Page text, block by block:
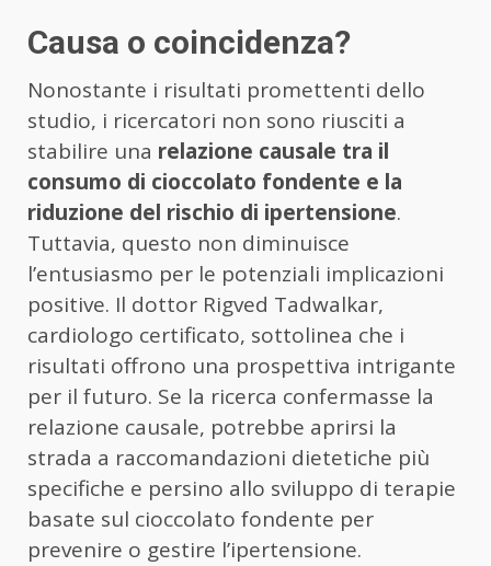
Causa o coincidenza?
Nonostante i risultati promettenti dello
studio, i ricercatori non sono riusciti a
stabilire una relazione causale tra il
consumo di cioccolato fondente e la
riduzione del rischio di ipertensione.
Tuttavia, questo non diminuisce
l’entusiasmo per le potenziali implicazioni
positive. Il dottor Rigved Tadwalkar,
cardiologo certificato, sottolinea che i
risultati offrono una prospettiva intrigante
per il futuro. Se la ricerca confermasse la
relazione causale, potrebbe aprirsi la
strada a raccomandazioni dietetiche più
specifiche e persino allo sviluppo di terapie
basate sul cioccolato fondente per
prevenire o gestire l’ipertensione.